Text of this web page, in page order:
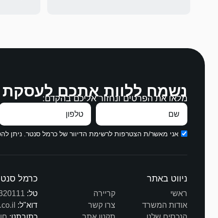
בהקשבה,
עבודה
תודה ממני
נשמח ללוות אתכם
מלאו את הפרטים ונחזור אליכם בהקדם:
אני מאשר/ת הצטרפות לרשימת הדיוור של כרמל סנטר. ניתן
ניווט באתר
ראשי
אודות המשרד
קריירה
צרו קשר
כרמל
טל:
דוא"ל: